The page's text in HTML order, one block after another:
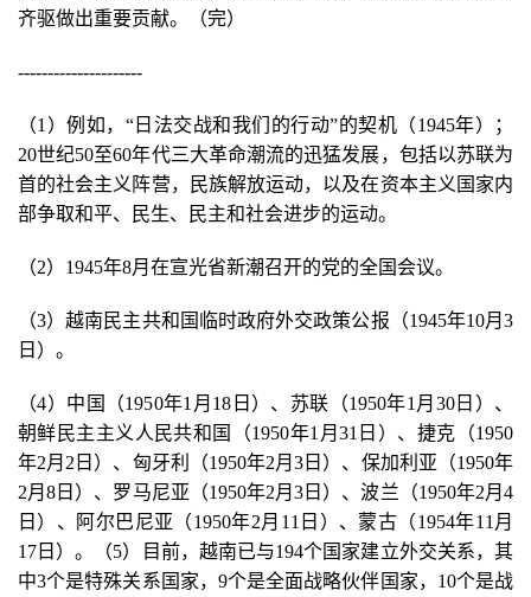
齐驱做出重要贡献。（完）
---------------------
（1）例如，“日法交战和我们的行动”的契机（1945年）；
20世纪50至60年代三大革命潮流的迅猛发展，包括以苏联为
首的社会主义阵营，民族解放运动，以及在资本主义国家内
部争取和平、民生、民主和社会进步的运动。
（2）1945年8月在宣光省新潮召开的党的全国会议。
（3）越南民主共和国临时政府外交政策公报（1945年10月3
日）。
（4）中国（1950年1月18日）、苏联（1950年1月30日）、
朝鲜民主主义人民共和国（1950年1月31日）、捷克（1950
年2月2日）、匈牙利（1950年2月3日）、保加利亚（1950年
2月8日）、罗马尼亚（1950年2月3日）、波兰（1950年2月4
日）、阿尔巴尼亚（1950年2月11日）、蒙古（1954年11月
17日）。（5）目前，越南已与194个国家建立外交关系，其
中3个是特殊关系国家，9个是全面战略伙伴国家，10个是战